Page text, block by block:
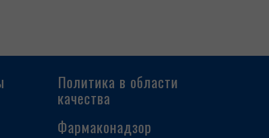
Политика в области
качества
Фармаконадзор